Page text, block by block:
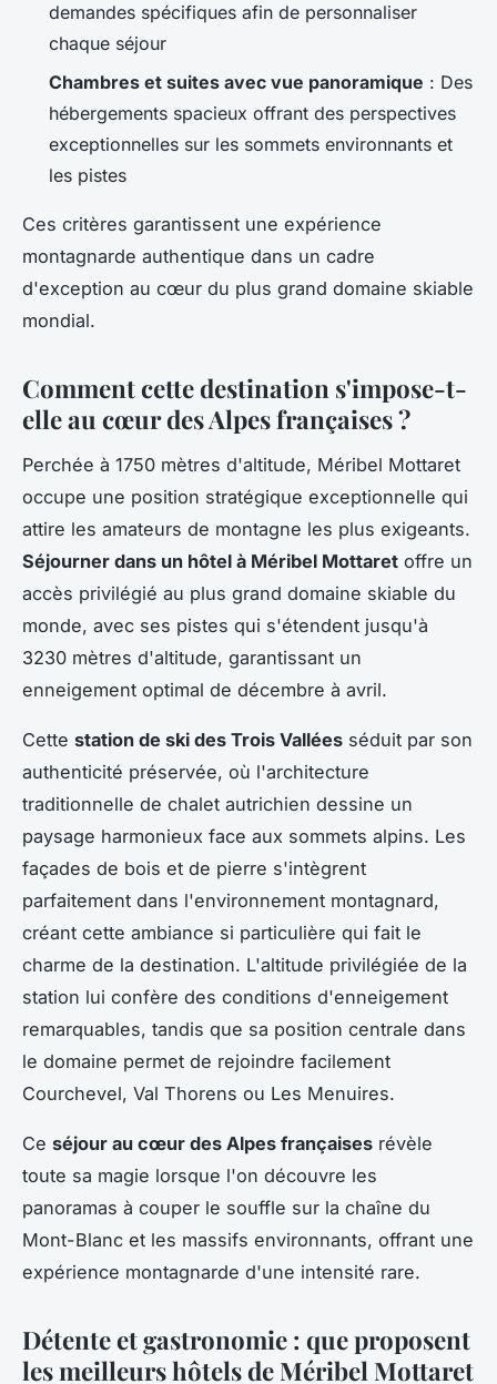
demandes spécifiques afin de personnaliser
chaque séjour
Chambres et suites avec vue panoramique : Des
hébergements spacieux offrant des perspectives
exceptionnelles sur les sommets environnants et
les pistes
Ces critères garantissent une expérience
montagnarde authentique dans un cadre
d'exception au cœur du plus grand domaine skiable
mondial.
Comment cette destination s'impose-t-
elle au cœur des Alpes françaises ?
Perchée à 1750 mètres d'altitude, Méribel Mottaret
occupe une position stratégique exceptionnelle qui
attire les amateurs de montagne les plus exigeants.
Séjourner dans un hôtel à Méribel Mottaret offre un
accès privilégié au plus grand domaine skiable du
monde, avec ses pistes qui s'étendent jusqu'à
3230 mètres d'altitude, garantissant un
enneigement optimal de décembre à avril.
Cette station de ski des Trois Vallées séduit par son
authenticité préservée, où l'architecture
traditionnelle de chalet autrichien dessine un
paysage harmonieux face aux sommets alpins. Les
façades de bois et de pierre s'intègrent
parfaitement dans l'environnement montagnard,
créant cette ambiance si particulière qui fait le
charme de la destination. L'altitude privilégiée de la
station lui confère des conditions d'enneigement
remarquables, tandis que sa position centrale dans
le domaine permet de rejoindre facilement
Courchevel, Val Thorens ou Les Menuires.
Ce séjour au cœur des Alpes françaises révèle
toute sa magie lorsque l'on découvre les
panoramas à couper le souffle sur la chaîne du
Mont-Blanc et les massifs environnants, offrant une
expérience montagnarde d'une intensité rare.
Détente et gastronomie : que proposent
les meilleurs hôtels de Méribel Mottaret